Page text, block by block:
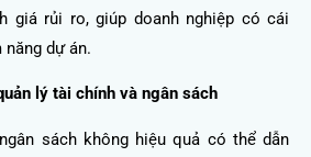
giá rủi ro, giúp doanh nghiệp có cái
dự án.
lý tài chính và ngân sách
sách không hiệu quả có thể dẫn